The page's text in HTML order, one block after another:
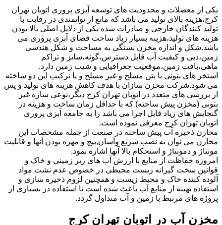
یکی از معضلات و محدودیت های توسعه آبزی پروری اتوبان تهران
کرج،هزینه بالای تولید می باشد که مانع از توانمندی در رقابت با
تولید کنندگان خارجی و صادرات شده یکی از دلایل اصلی بالا بودن
هزینه های تولید،هزینه بسیار زیاد ساخت فضای آبزی پروری می
باشد.شکل و اندازه مخزن بستگی به مساحت و شکل هندسی
زمین،دبی و کیفیت آب قابل دسترس،گونه،سایز و تراکم
ماهی،بافت زمین،موقعیت جغرافیایی و شیب زمین دارد.
استخر های بتونی با بتن مسلح و غیر مسلح و یا ترکیب این دو ساخته
می شود.شرکت مخزن سازان با هدف کاهش هزینه های تولید و پس
از بررسی های متعدد در اتوبان تهران کرج دیگر،نوعی سازه غیر
بتونی (مخزن پیش ساخته) که با حداقل زمان ساخت و هزینه در
گنجایش های زیاد قابل اجرا می باشد را به جامعه آبزی پروری
اتوبان تهران کرج معرفی نموده است.
مخازن ذخیره آب پیش ساخته در صنعت از جمله مشخصات این
مخازن می توان به نصب سریع وآسان,پیچ و مهره بودن آنها و قابلیت
مونتاژ و دمونتاژ و استحکام بالا آنها اشاره نمود.
امروزه حفاظت از منابع با ارزش آب های زیر زمینی و خاک و
قوانین سخت گیرانه زیست محیطی در خصوص عدم نشت مواد
آلوده کننده خاک و محیط زیست و همچنین لزوم ذخیره سازی و
استفاده بهینه از منابع آب باعث شده است تا استفاده در بسیاری از
پروژه های مرتبط با زمین و آب متداول گردد.
مخزن آب در اتوبان تهران کرج